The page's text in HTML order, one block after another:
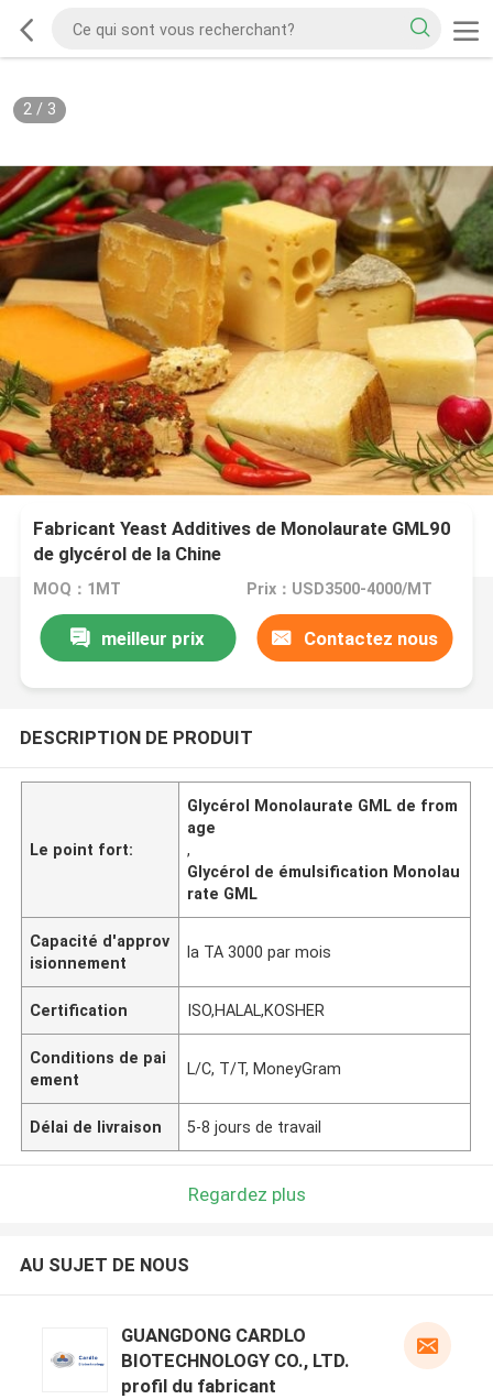
2/ 3
Fabricant Yeast Additives de Monolaurate GML90
de glycérol de la Chine
MOQ：1MT Prix：USD3500-4000/MT
meilleur prix Contactez nous
DESCRIPTION DE PRODUIT
Le point fort:
Glycérol Monolaurate GML de from
age
,
Glycérol de émulsification Monolau
rate GML
Capacité d'approv
isionnement
la TA 3000 par mois
Certification ISO,HALAL,KOSHER
Conditions de pai
ement
L/C, T/T, MoneyGram
Délai de livraison 5-8 jours de travail
Regardez plus
AU SUJET DE NOUS
GUANGDONG CARDLO
BIOTECHNOLOGY CO., LTD.
profil du fabricant